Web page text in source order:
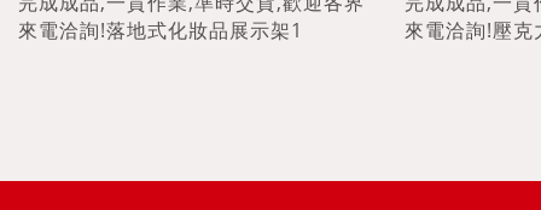
來電洽詢!落地式化妝品展示架1
來電洽詢!壓克